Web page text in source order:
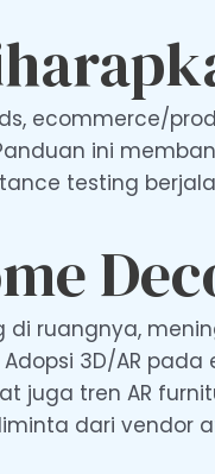
ecommerce/
ini
testing
ruangnya,
Adopsi 3D/AR
juga tren AR
dari vendor